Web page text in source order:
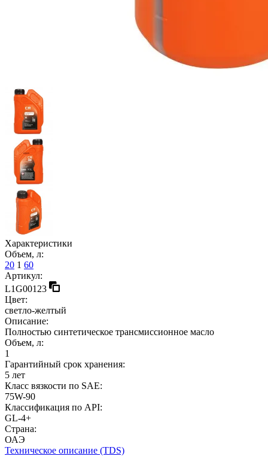
Характеристики
Объем, л:
20 1 60
Артикул:
L1G00123
Цвет:
светло-желтый
Описание:
Полностью синтетическое трансмиссионное масло
Объем, л:
1
Гарантийный срок хранения:
5 лет
Класс вязкости по SAE:
75W-90
Классификация по API:
GL-4+
Страна:
ОАЭ
Техническое описание (TDS)